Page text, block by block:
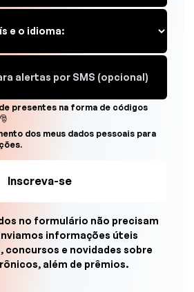
presentes na forma de códigos
dos meus dados pessoais para
no formulário não precisam
informações úteis
concursos e novidades sobre
além de prêmios.